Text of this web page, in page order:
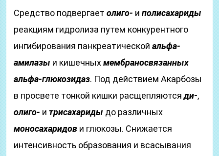
Средство подвергаетолиго- иполисахариды
реакциям гидролиза путем конкурентного
ингибирования панкреатическойальфа-
амилазы и кишечныхмембраносвязанных
альфа-глюкозидаз. Под действием Акарбозы
в просвете тонкой кишки расщепляютсяди-,
олиго- итрисахариды до различных
моносахаридов и глюкозы. Снижается
интенсивность образования и всасывания